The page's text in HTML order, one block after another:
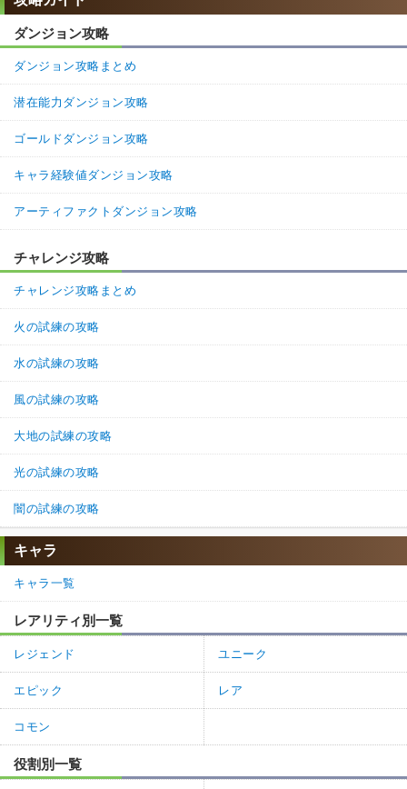
ダンジョン攻略
ダンジョン攻略まとめ
潜在能力ダンジョン攻略
ゴールドダンジョン攻略
キャラ経験値ダンジョン攻略
アーティファクトダンジョン攻略
チャレンジ攻略
チャレンジ攻略まとめ
火の試練の攻略
水の試練の攻略
風の試練の攻略
大地の試練の攻略
光の試練の攻略
闇の試練の攻略
キャラ
キャラ一覧
レアリティ別一覧
レジェンド ユニーク
エピック レア
コモン
役割別一覧